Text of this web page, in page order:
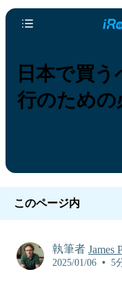
日本で買
行のための
このページ内
執筆者 James
2025/01/06 • 5
FAQ